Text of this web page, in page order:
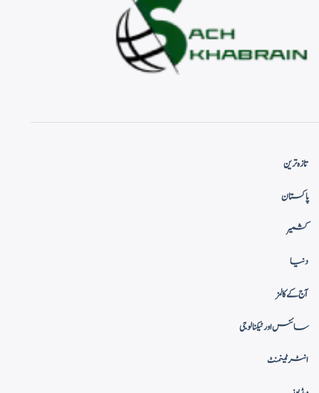
تازہ ترین
پاکستان
کشمیر
دنیا
آج کے کالمز
سائنس اور ٹیکنالوجی
انٹرٹینمنٹ